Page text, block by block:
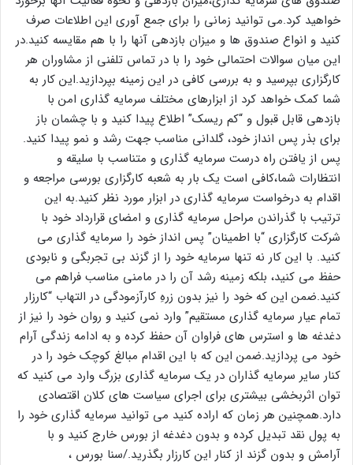
خواهید کرد.می توانید زمانی را برای جمع آوری این اطلاعات صرف
کنید و انواع صندوق ها و میزان بازدهی آنها را با هم مقایسه کنید.در
این میان سوالات احتمالی خود را با در تماس تلفنی از مشاوران هر
کارگزاری بپرسید و به بررسی کافی در این زمینه بپردازید.این کار به
شما کمک خواهد کرد از ابزارهای مختلف سرمایه گذاری امن با
بازدهی قابل قبول و “کم ریسک” اطلاع پیدا کنید و با چشمان باز
برای بذر پس انداز خود، گلدانی مناسب جهت رشد و نمو پیدا کنید.
پس از یافتن راه درست سرمایه گذاری و متناسب با سلیقه و
انتظارات شما،کافی است یک بار به شعبه کارگزاری بورسی مراجعه و
اقدام به درخواست سرمایه گذاری در ابزار مورد نظر کنید.به این
ترتیب با گذراندن مراحل سرمایه گذاری و امضای قرارداد خود با
شرکت کارگزاری “با اطمینان” پس انداز خود را سرمایه گذاری می
کنید. با این کار نه تنها سرمایه خود را از گزند بی تجربگی و نابودی
حفظ می کنید، بلکه زمینه رشد آن را در مامنی مناسب فراهم می
کنید.ضمن این که خود را نیز بدون زرهِ کارآزمودگی در التهاب “کارزار
تمام عیار سرمایه گذاری مستقیم” وارد نمی کنید و روان خود را نیز از
دغدغه ها و استرس های فراوان آن حفظ کرده و به ادامه زندگی آرام
خود می پردازید.ضمن این که با این اقدام مبالغ کوچک خود را در
کنار سایر سرمایه گذاران در یک سرمایه گذاری بزرگ وارد می کنید که
توان اثربخشی بیشتری برای اجرای سیاست های کلان اقتصادی
دارد.همچنین هر زمان که اراده کنید می توانید سرمایه گذاری خود را
به پول نقد تبدیل کرده و بدون دغدغه از بورس خارج کنید و با
آرامش و بدون گزند از کنار این کارزار بگذرید./سنا بورس ،